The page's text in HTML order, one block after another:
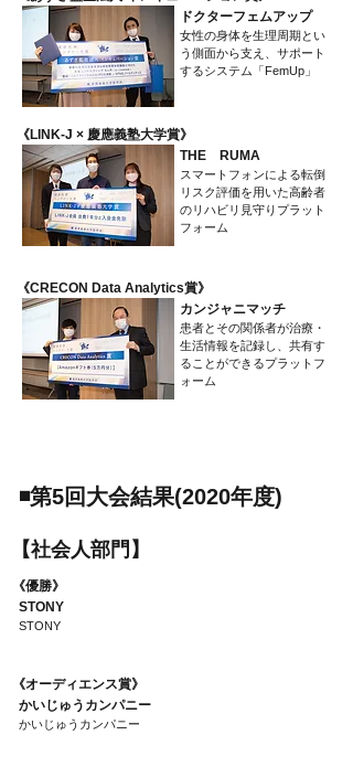
ドクターフェムアップ
女性の身体を生理周期とい
う側面から支え、サポート
するシステム「FemUp」
​《LINK-J × 慶應義塾大学賞》
THE RUMA
スマートフォンによる転倒
リスク評価を用いた高齢者
のリハビリ見守りプラット
フォーム
​《CRECON Data Analytics賞》
カンジャニマッチ
患者とその関係者が治療・
生活情報を記録し、共有す
ることができるプラットフ
ォーム
​◾️第5回大会結果(2020年度)
​【社会人部門】
​《優勝》
STONY
STONY
​《オーディエンス賞》
かいじゅうカンパニー
かいじゅうカンパニー